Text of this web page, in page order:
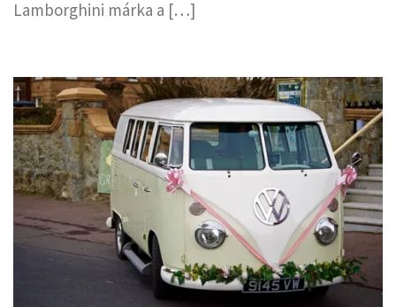
Lamborghini márka a […]